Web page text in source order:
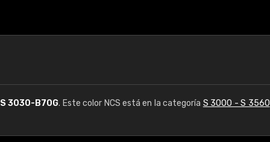
S 3030-B70G. Este color NCS está en la categoría S 3000 - S 3560